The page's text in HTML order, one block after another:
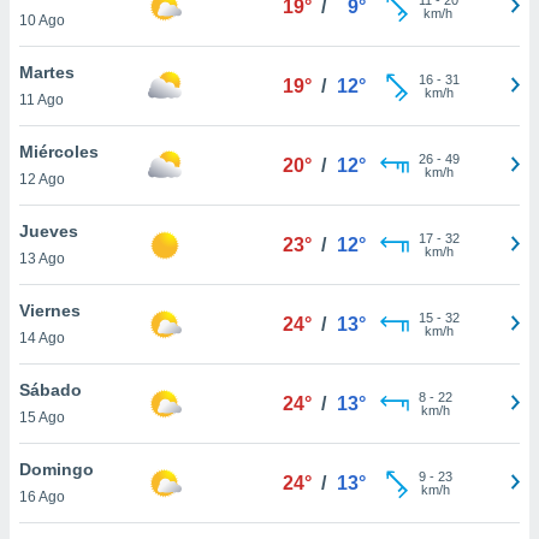
más
nuestra
y
de
disponible
cookies
aceptar
10 Ago
19° / 9°
km/h
Martes
11 Ago
19° / 12° 16- 31
km/h
Miércoles
12 Ago
20° / 12° 26- 49
km/h
Jueves
13 Ago
23° / 12° 17- 32
km/h
Viernes
14 Ago
24° / 13° 15- 32
km/h
Sábado
15 Ago
24° / 13° 8- 22
km/h
Domingo
16 Ago
24° / 13° 9- 23
km/h